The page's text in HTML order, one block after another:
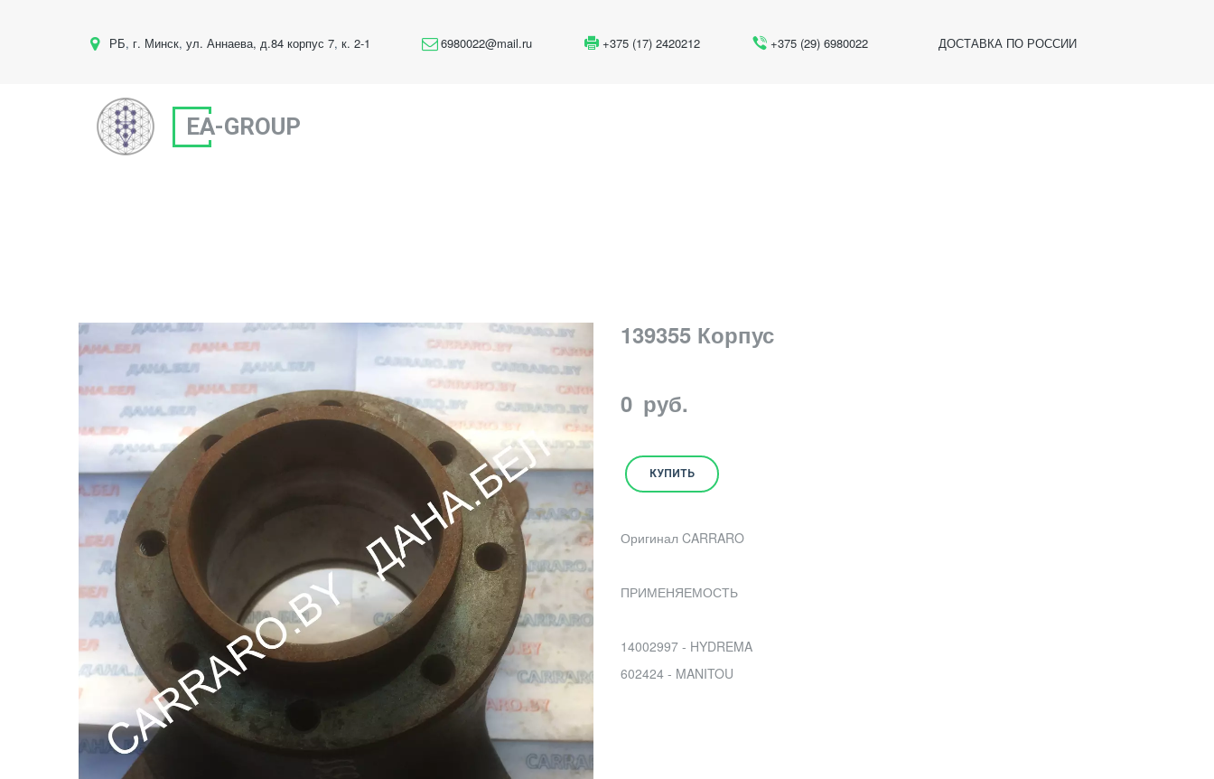
РБ, г. Минск, ул. Аннаева, д.84 корпус 7, к. 2-1 6980022@mail.ru +375 (17) 2420212 +375 (29) 6980022 ДОСТАВКА ПО РОССИИ
EA-GROUP
139355 Корпус
0 руб.
КУПИТЬ
Оригинал CARRARO
ПРИМЕНЯЕМОСТЬ
14002997 - HYDREMA
602424 - MANITOU